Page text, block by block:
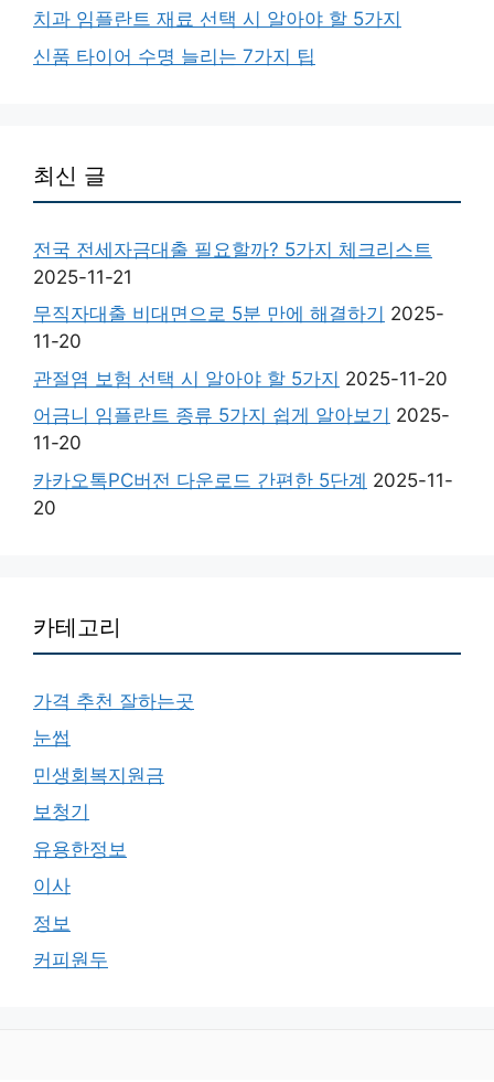
치과 임플란트 재료 선택 시 알아야 할 5가지
신품 타이어 수명 늘리는 7가지 팁
최신 글
전국 전세자금대출 필요할까? 5가지 체크리스트
2025-11-21
무직자대출 비대면으로 5분 만에 해결하기 2025-
11-20
관절염 보험 선택 시 알아야 할 5가지 2025-11-20
어금니 임플란트 종류 5가지 쉽게 알아보기 2025-
11-20
카카오톡PC버전 다운로드 간편한 5단계 2025-11-
20
카테고리
가격 추천 잘하는곳
눈썹
민생회복지원금
보청기
유용한정보
이사
정보
커피원두